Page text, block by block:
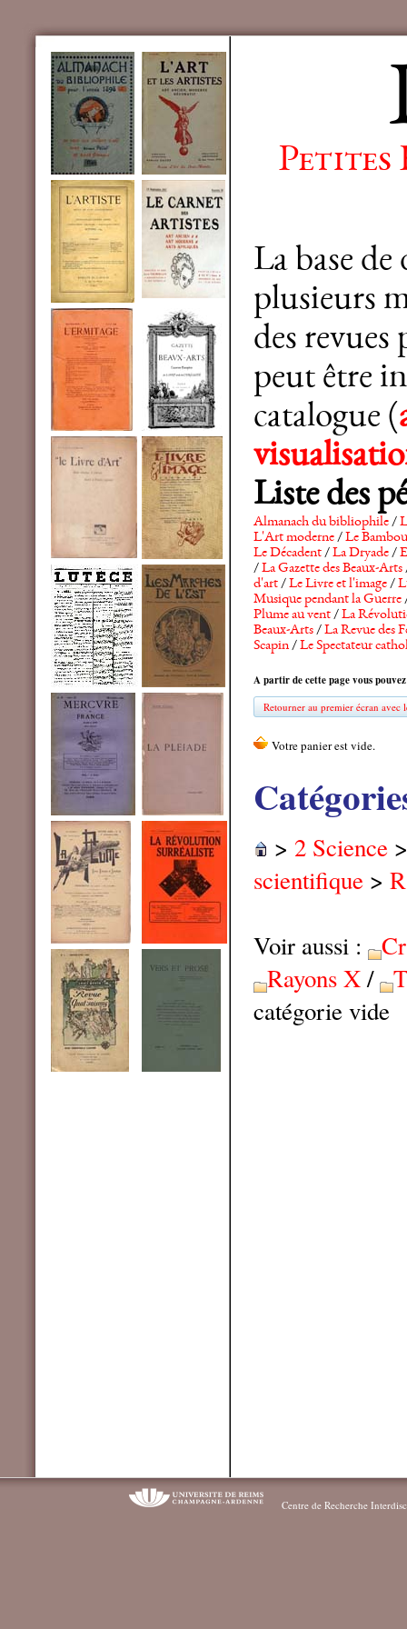
Petites
La base
plusieurs
des revues
peut être
catalogue (
Liste des
Almanach du bibliophile/
L'Art moderne/Le Bambou
Le Décadent/La Dryade/
/La Gazette des Beaux-Arts
d'art/Le Livre et l'image/
Musique pendant la Guerre
Plume au vent/La
Beaux-Arts/La Revue des
Scapin/Le Spectateur
A partir de cette page vous
Retourner au premier écran avec
> 2 Science
scientifique >
Voir aussi :
Rayons X/
catégorie vide
Centre de Recherche